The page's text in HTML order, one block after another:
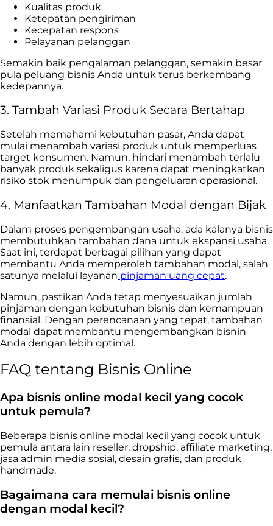
Kualitas produk
Ketepatan pengiriman
Kecepatan respons
Pelayanan pelanggan
Semakin baik pengalaman pelanggan, semakin besar
pula peluang bisnis Anda untuk terus berkembang
kedepannya.
3. Tambah Variasi Produk Secara Bertahap
Setelah memahami kebutuhan pasar, Anda dapat
mulai menambah variasi produk untuk memperluas
target konsumen. Namun, hindari menambah terlalu
banyak produk sekaligus karena dapat meningkatkan
risiko stok menumpuk dan pengeluaran operasional.
4. Manfaatkan Tambahan Modal dengan Bijak
Dalam proses pengembangan usaha, ada kalanya bisnis
membutuhkan tambahan dana untuk ekspansi usaha.
Saat ini, terdapat berbagai pilihan yang dapat
membantu Anda memperoleh tambahan modal, salah
satunya melalui layanan pinjaman uang cepat.
Namun, pastikan Anda tetap menyesuaikan jumlah
pinjaman dengan kebutuhan bisnis dan kemampuan
finansial. Dengan perencanaan yang tepat, tambahan
modal dapat membantu mengembangkan bisnin
Anda dengan lebih optimal.
FAQ tentang Bisnis Online
Apa bisnis online modal kecil yang cocok
untuk pemula?
Beberapa bisnis online modal kecil yang cocok untuk
pemula antara lain reseller, dropship, affiliate marketing,
jasa admin media sosial, desain grafis, dan produk
handmade.
Bagaimana cara memulai bisnis online
dengan modal kecil?